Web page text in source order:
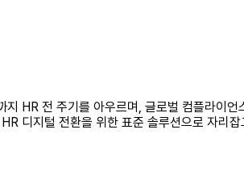
HR 전 주기를 아우르며, 글로벌 컴플라이언
디지털 전환을 위한 표준 솔루션으로 자리잡